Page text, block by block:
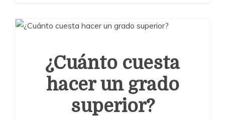
¿Cuánto cuesta
hacer un grado
superior?